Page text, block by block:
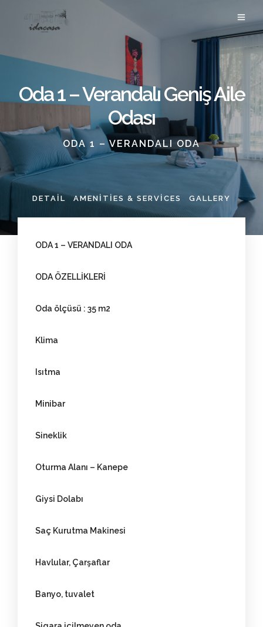
Oda 1 – Verandalı Geniş Aile
Odası
ODA 1 – VERANDALI ODA
DETAIL AMENITIES & SERVICES GALLERY
ODA 1 – VERANDALI ODA
ODA ÖZELLİKLERİ
Oda ölçüsü : 35 m2
Klima
Isıtma
Minibar
Sineklik
Oturma Alanı – Kanepe
Giysi Dolabı
Saç Kurutma Makinesi
Havlular, Çarşaflar
Banyo, tuvalet